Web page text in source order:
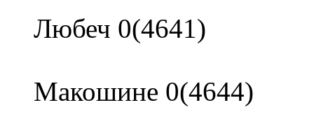
Любеч 0(4641)
Макошине 0(4644)